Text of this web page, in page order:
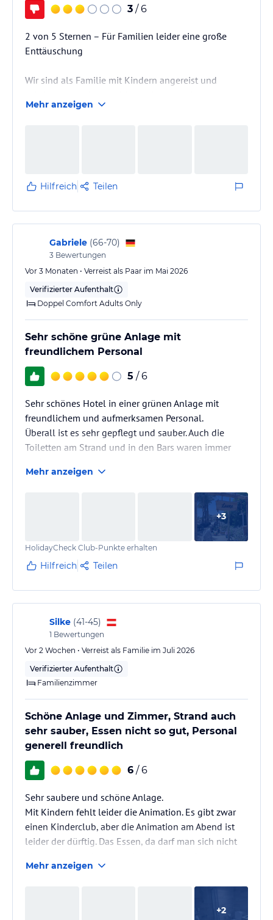
3 / 6
2 von 5 Sternen – Für Familien leider eine große
Enttäuschung
Wir sind als Familie mit Kindern angereist und
den schönsten Sandstrand, den einfachsten Zugang
Familien mit Kindern müssen dagegen den Strand
des Beach Resorts…
Mehr anzeigen
Hilfreich Teilen
Gabriele (66-70)
3 Bewertungen
Vor 3 Monaten • Verreist als Paar im Mai 2026
Verifizierter Aufenthalt
Doppel Comfort Adults Only
Sehr schöne grüne Anlage mit
freundlichem Personal
5 / 6
Sehr schönes Hotel in einer grünen Anlage mit
freundlichem und aufmerksamen Personal.
Überall ist es sehr gepflegt und sauber. Auch die
Toiletten am Strand und in den Bars waren immer
Mehr anzeigen
+3
HolidayCheck Club-Punkte erhalten
Hilfreich Teilen
Silke (41-45)
1 Bewertungen
Vor 2 Wochen • Verreist als Familie im Juli 2026
Verifizierter Aufenthalt
Familienzimmer
Schöne Anlage und Zimmer, Strand auch
sehr sauber, Essen nicht so gut, Personal
generell freundlich
6 / 6
Sehr saubere und schöne Anlage.
Mit Kindern fehlt leider die Animation. Es gibt zwar
einen Kinderclub, aber die Animation am Abend ist
leider der dürftig. Das Essen, da darf man sich nicht
Personal sehr freundlich, aber auch hier muss Mann
mehrmals darauf hinweisen, dass man Besteck
ist man nicht schon mit dem Essen fertig bis es
Mehr anzeigen
+2